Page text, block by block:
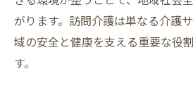
がります。訪問介護は単なる介護
域の安全と健康を支える重要な役
す。